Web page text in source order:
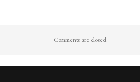
Comments are closed.